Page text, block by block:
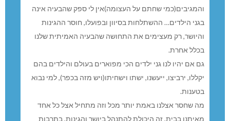
והמגיבים(כמי שחתם על העצומה)אין לי ספק שהבעיה אינה
בגני הילדים… ההשתלחות בסיוון ובפועלו, חוסר ההגינות
והיושר, רק מעצימים את התחושה שהבעיה האמיתית שלנו
בכלל אחרת.
גם אם יהיו לנו גני ילדים הכי מפוארים בעולם והילדים בהם
יקללו, ירביצו, ייעשנו, ישתו וישחיתו(ויש מזה בכפר), למי נבוא
בטענות.
מה שחסר אצלנו באמת יותר מכל וזה מתחיל אצל כל אחד
מאיתנו בבית, זה היכולת להתנהל ביושר והגינות, בתרבות